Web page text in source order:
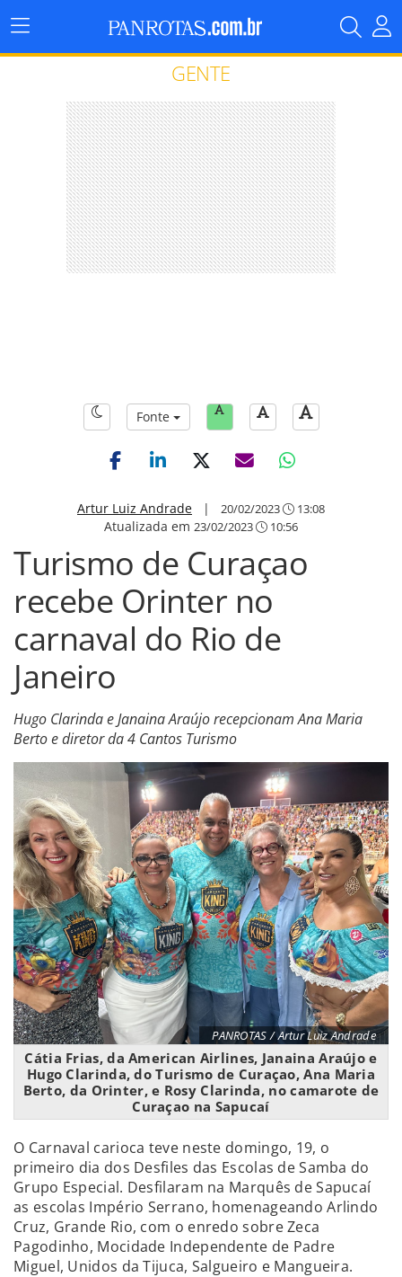
Menu
Principal
GENTE
Fonte
Artur Luiz Andrade | 20/02/2023 13:08
Atualizada em 23/02/2023 10:56
Turismo de Curaçao
recebe Orinter no
carnaval do Rio de
Janeiro
Hugo Clarinda e Janaina Araújo recepcionam Ana Maria
Berto e diretor da 4 Cantos Turismo
PANROTAS / Artur Luiz Andrade
Cátia Frias, da American Airlines, Janaina Araújo e
Hugo Clarinda, do Turismo de Curaçao, Ana Maria
Berto, da Orinter, e Rosy Clarinda, no camarote de
Curaçao na Sapucaí
O Carnaval carioca teve neste domingo, 19, o
primeiro dia dos Desfiles das Escolas de Samba do
Grupo Especial. Desfilaram na Marquês de Sapucaí
as escolas Império Serrano, homenageando Arlindo
Cruz, Grande Rio, com o enredo sobre Zeca
Pagodinho, Mocidade Independente de Padre
Miguel, Unidos da Tijuca, Salgueiro e Mangueira.